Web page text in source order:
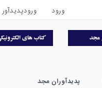
ورود ورودپدیدآور
پدیدآوران مجد